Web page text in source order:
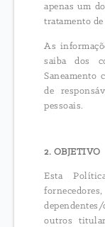
apenas um
tratamento de
As
saiba dos
Saneamento
de
pessoais.
2. OBJETIVO
Esta
outros